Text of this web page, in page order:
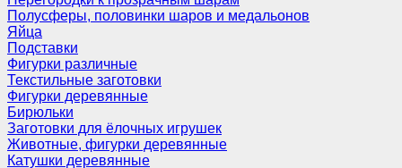
Полусферы, половинки шаров и медальонов
Яйца
Подставки
Фигурки различные
Текстильные заготовки
Фигурки деревянные
Бирюльки
Заготовки для ёлочных игрушек
Животные, фигурки деревянные
Катушки деревянные